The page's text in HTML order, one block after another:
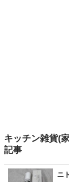
キッチン雑貨(
記事
ニ